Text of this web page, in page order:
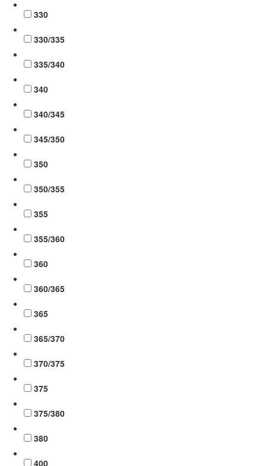
330
330/335
335/340
340
340/345
345/350
350
350/355
355
355/360
360
360/365
365
365/370
370/375
375
375/380
380
400